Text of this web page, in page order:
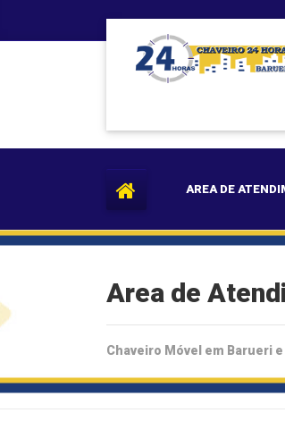
AREA DE
Area de
Chaveiro Móvel em Barueri